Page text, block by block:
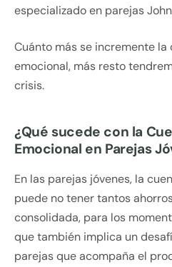
especializado en parejas
Cuánto más se incremente
emocional, más resto
crisis.
¿Qué sucede con la
Emocional en Parejas
En las parejas jóvenes, la
puede no tener tantos
consolidada, para los
que también implica un
parejas que acompaña el